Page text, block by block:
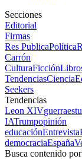
Secciones
Editorial
Firmas
Res PublicaPolítica
Carrón
CulturaFicción
TendenciasCiencia
Seekers
Tendencias
Leon XIVguerra
IATrumpopinión
educaciónEntrevista
democraciaEspaña
Busca contenido